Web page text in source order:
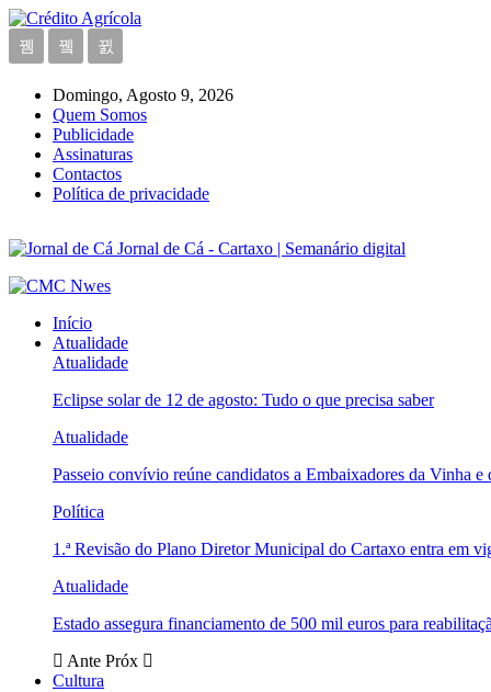
Domingo, Agosto 9, 2026
Quem Somos
Publicidade
Assinaturas
Contactos
Política de privacidade
Jornal de Cá - Cartaxo | Semanário digital
Início
Atualidade
Atualidade
Eclipse solar de 12 de agosto: Tudo o que precisa saber
Atualidade
Passeio convívio reúne candidatos a Embaixadores da Vinha
Política
1.ª Revisão do Plano Diretor Municipal do Cartaxo entra em
Atualidade
Estado assegura financiamento de 500 mil euros para
Ante Próx
Cultura